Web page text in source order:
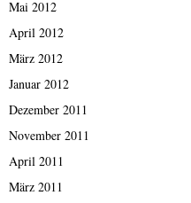
Mai 2012
April 2012
März 2012
Januar 2012
Dezember 2011
November 2011
April 2011
März 2011